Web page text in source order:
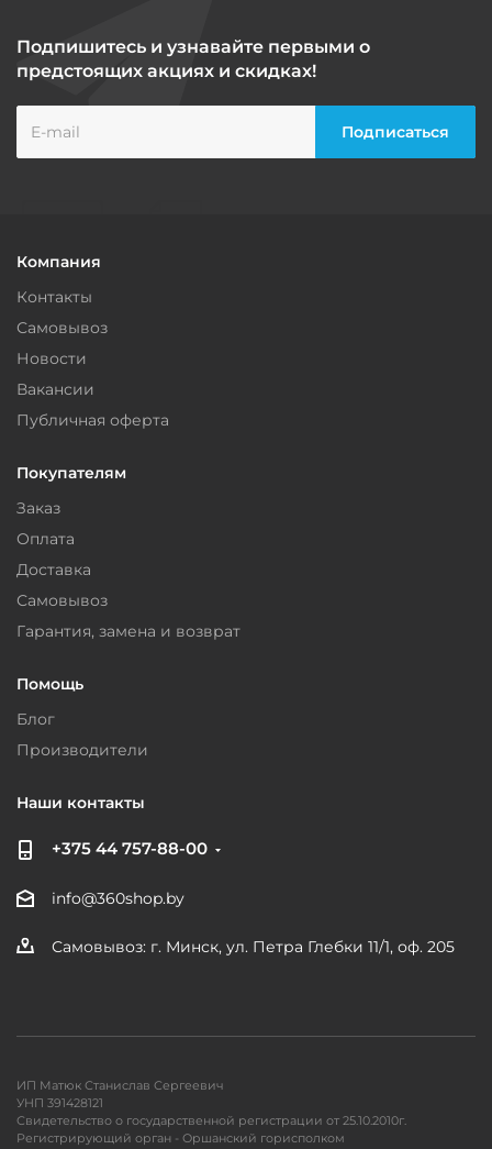
Подпишитесь и узнавайте первыми о
предстоящих акциях и скидках!
Компания
Контакты
Самовывоз
Новости
Вакансии
Публичная оферта
Покупателям
Заказ
Оплата
Доставка
Самовывоз
Гарантия, замена и возврат
Помощь
Блог
Производители
Наши контакты
+375 44 757-88-00
info@360shop.by
Самовывоз: г. Минск, ул. Петра Глебки 11/1, оф. 205
ИП Матюк Станислав Сергеевич
УНП 391428121
Свидетельство о государственной регистрации от 25.10.2010г.
Регистрирующий орган - Оршанский горисполком